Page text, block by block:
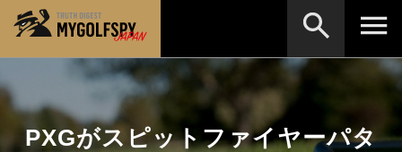
PXGがスピットファイヤーパタ
MOST WANTED テストランキング
NEW RELEASES 新製品情報 検索